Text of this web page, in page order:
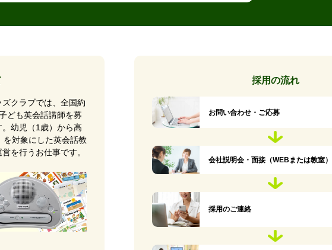
クラブでは、全国約
ども英会話講師を募
幼児（1歳）から高
を対象にした英会話教
を行うお仕事です。
採用の流れ
お問い合わせ・ご応募
会社説明会・面接（WEBまたは教室）
採用のご連絡